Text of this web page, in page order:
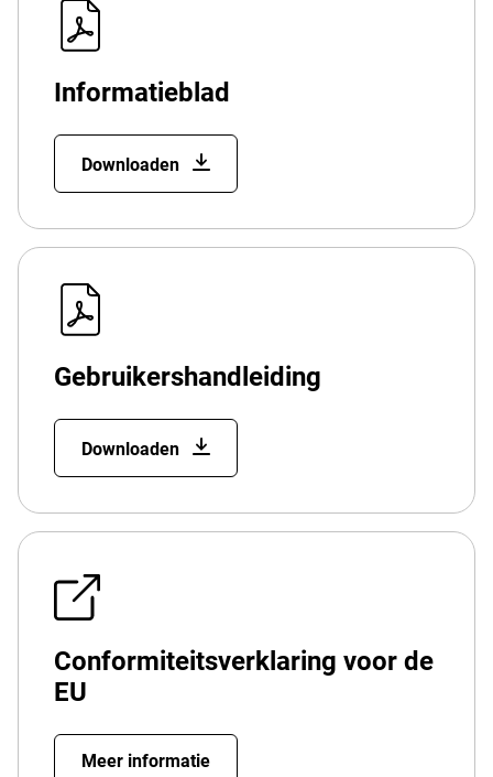
Informatieblad
Downloaden
Gebruikershandleiding
Downloaden
Conformiteitsverklaring voor de
EU
Meer informatie